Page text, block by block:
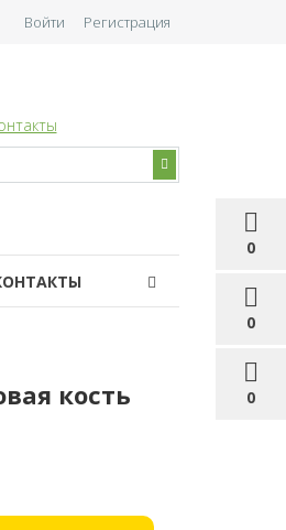
0
0
0
Войти Регистрация
кость